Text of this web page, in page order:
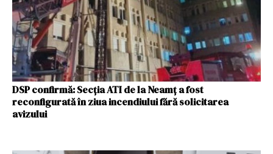
DSP confirmă: Secţia ATI de la Neamţ a fost
reconfigurată în ziua incendiului fără solicitarea
avizului